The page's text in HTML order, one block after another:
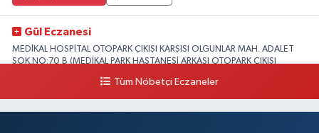
Gül Eczanesi
MEDİKAL HOSPİTAL OTOPARK ÇIKIŞI KARŞISI OLGUNLAR MAH. ADALET
SOK.NO:70 B (MEDİKAL PARK HASTANESİ ARKASI OTOPARK ÇIKIŞI
Tüm Nöbetçi Eczaneler